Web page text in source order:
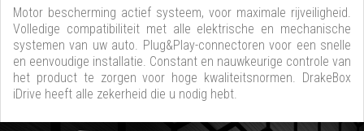
Motor bescherming actief systeem, voor maximale rijveiligheid.
Volledige compatibiliteit met alle elektrische en mechanische
systemen van uw auto. Plug&Play-connectoren voor een snelle
en eenvoudige installatie. Constant en nauwkeurige controle van
het product te zorgen voor hoge kwaliteitsnormen. DrakeBox
iDrive heeft alle zekerheid die u nodig hebt.